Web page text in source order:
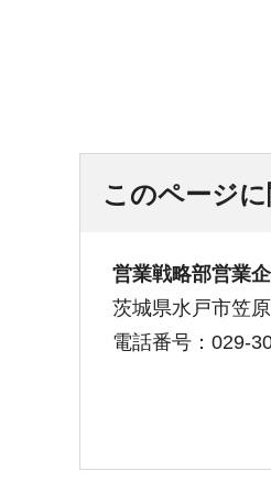
このページ
営業戦略部営業
茨城県水戸市笠
電話番号：029-